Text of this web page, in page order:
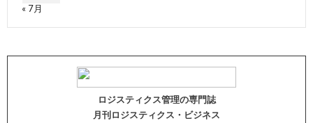
« 7月
ロジスティクス管理の専門誌
月刊ロジスティクス・ビジネス